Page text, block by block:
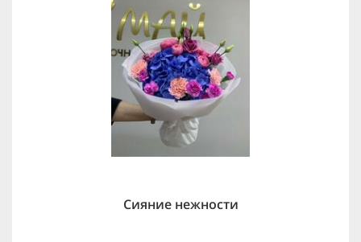
Сияние нежности